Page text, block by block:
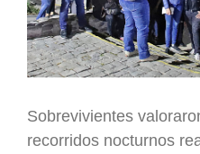
Sobrevivientes
recorridos nocturnos